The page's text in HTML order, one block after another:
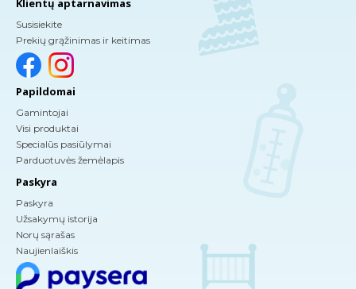
Klientų aptarnavimas
Susisiekite
Prekių grąžinimas ir keitimas
Papildomai
Gamintojai
Visi produktai
Specialūs pasiūlymai
Parduotuvės žemėlapis
Paskyra
Paskyra
Užsakymų istorija
Norų sąrašas
Naujienlaiškis